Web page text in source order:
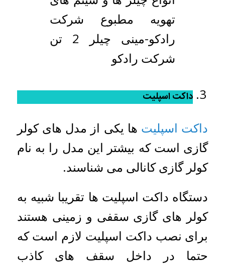
داکت اسپلیت
داکت اسپلیت ها یکی از مدل های کولر
گازی است که بیشتر این مدل را به نام
کولر گازی کانالی می شناسند.
دستگاه داکت اسپلیت ها تقریبا شبیه به
کولر های گازی سقفی و زمینی هستند
برای نصب داکت اسپلیت لازم است که
حتما در داخل سقف های کاذب